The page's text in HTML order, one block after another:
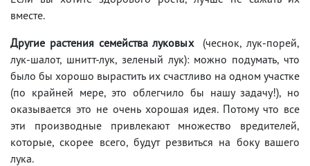
вместе.
Другие растения семейства луковых(чеснок, лук-порей,
лук-шалот, шнитт-лук, зеленый лук): можно подумать, что
было бы хорошо вырастить их счастливо на одном участке
(по крайней мере, это облегчило бы нашу задачу!), но
оказывается это не очень хорошая идея. Потому что все
эти производные привлекают множество вредителей,
которые, скорее всего, будут резвиться на боку вашего
лука.